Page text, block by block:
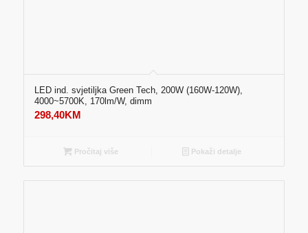
LED ind. svjetiljka Green Tech, 200W (160W-120W),
4000~5700K, 170lm/W, dimm
298,40KM
Pročitaj više Pokaži detalje